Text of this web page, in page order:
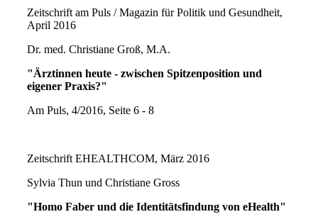
Zeitschrift am Puls / Magazin für Politik und Gesundheit,
April 2016
Dr. med. Christiane Groß, M.A.
"Ärztinnen heute - zwischen Spitzenposition und
eigener Praxis?"
Am Puls, 4/2016, Seite 6 - 8
Zeitschrift EHEALTHCOM, März 2016
Sylvia Thun und Christiane Gross
"Homo Faber und die Identitätsfindung von eHealth"